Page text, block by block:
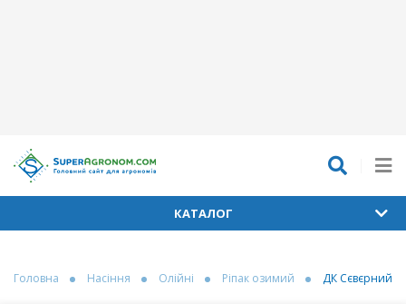
КАТАЛОГ
Головна Насіння Олійні Ріпак озимий ДК Сєвєрний